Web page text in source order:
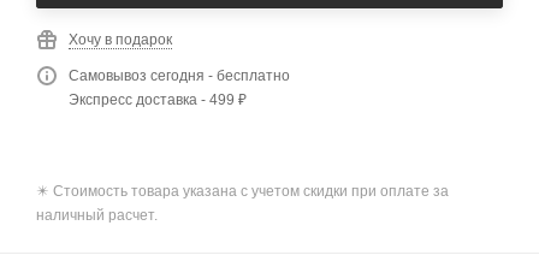
Хочу в подарок
Самовывоз сегодня - бесплатно
Экспресс доставка - 499 ₽
✴️ Стоимость товара указана с учетом скидки при оплате за
наличный расчет.